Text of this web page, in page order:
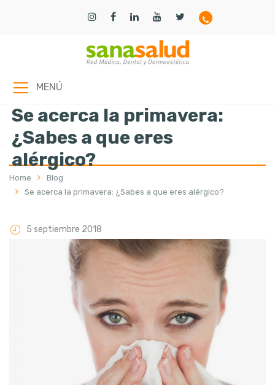
MENÚ
Se acerca la primavera:
¿Sabes a que eres
alérgico?
Home
Blog
Se acerca la primavera: ¿Sabes a que eres alérgico?
5 septiembre 2018